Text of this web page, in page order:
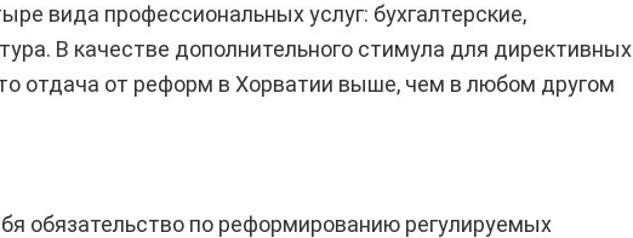
вида профессиональных услуг: бухгалтерские,
В качестве дополнительного стимула для директивных
отдача от реформ в Хорватии выше, чем в любом другом
обязательство по реформированию регулируемых